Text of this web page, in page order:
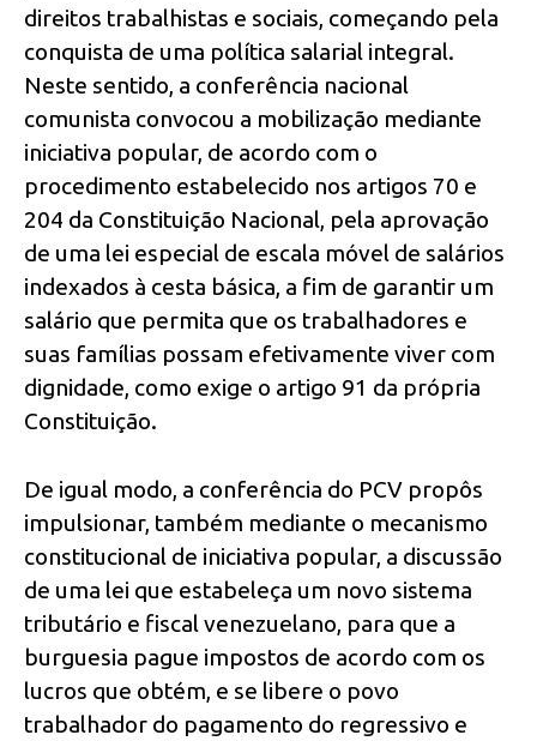
direitos trabalhistas e sociais, começando pela
conquista de uma política salarial integral.
Neste sentido, a conferência nacional
comunista convocou a mobilização mediante
iniciativa popular, de acordo com o
procedimento estabelecido nos artigos 70 e
204 da Constituição Nacional, pela aprovação
de uma lei especial de escala móvel de salários
indexados à cesta básica, a fim de garantir um
salário que permita que os trabalhadores e
suas famílias possam efetivamente viver com
dignidade, como exige o artigo 91 da própria
Constituição.
De igual modo, a conferência do PCV propôs
impulsionar, também mediante o mecanismo
constitucional de iniciativa popular, a discussão
de uma lei que estabeleça um novo sistema
tributário e fiscal venezuelano, para que a
burguesia pague impostos de acordo com os
lucros que obtém, e se libere o povo
trabalhador do pagamento do regressivo e